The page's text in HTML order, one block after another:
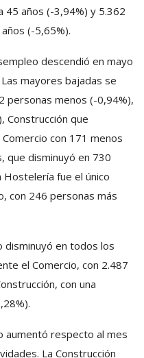
45 años (-3,94%) y 5.362
(-5,65%).
descendió en mayo
mayores bajadas se
personas menos (-0,94%),
Construcción que
con 171 menos
que disminuyó en 730
Hostelería fue el único
con 246 personas más
disminuyó en todos los
el Comercio, con 2.487
con una
aumentó respecto al mes
La Construcción